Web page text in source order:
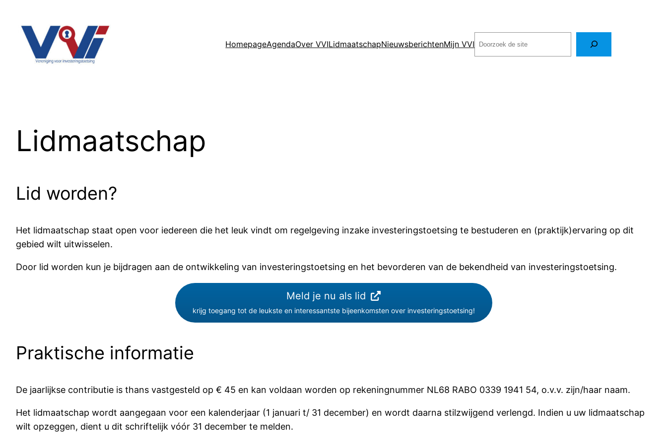
HomepageAgendaOver VVILidmaatschapNieuwsberichtenMijn VVI
Lidmaatschap
Lid worden?
Het lidmaatschap staat open voor iedereen die het leuk vindt om regelgeving inzake investeringstoetsing te bestuderen en (praktijk)ervaring op dit
gebied wilt uitwisselen.
Door lid worden kun je bijdragen aan de ontwikkeling van investeringstoetsing en het bevorderen van de bekendheid van investeringstoetsing.
Meld je nu als lid
krijg toegang tot de leukste en interessantste bijeenkomsten over investeringstoetsing!
Praktische informatie
De jaarlijkse contributie is thans vastgesteld op € 45 en kan voldaan worden op rekeningnummer NL68 RABO 0339 1941 54, o.v.v. zijn/haar naam.
Het lidmaatschap wordt aangegaan voor een kalenderjaar (1 januari t/ 31 december) en wordt daarna stilzwijgend verlengd. Indien u uw lidmaatschap
wilt opzeggen, dient u dit schriftelijk vóór 31 december te melden.